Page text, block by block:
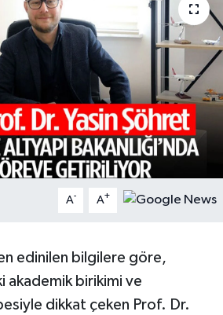
A- A+
edinilen bilgilere göre,
akademik birikimi ve
dikkat çeken Prof. Dr.